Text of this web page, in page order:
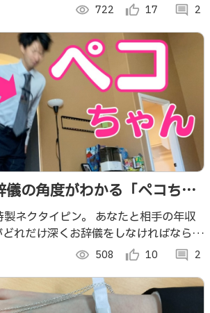
visibility 722 thumb_up_alt 17 comment 2
儀の角度がわかる「ペコちゃ
ピン。 あなたと相手の年収
れだけ深くお辞儀をしなければならな
せてくれます。
visibility 508 thumb_up_alt 10 comment 2